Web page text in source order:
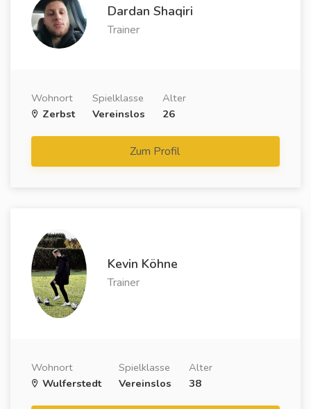
Dardan Shaqiri
Trainer
Wohnort
Zerbst
Spielklasse
Vereinslos
Alter
26
Zum Profil
Kevin Köhne
Trainer
Wohnort
Wulferstedt
Spielklasse
Vereinslos
Alter
38